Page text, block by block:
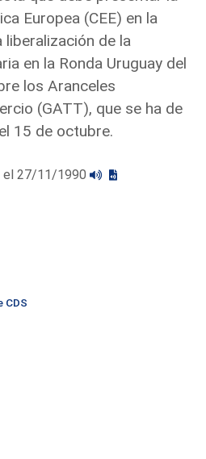
Europea (CEE) en la
de la
en la Ronda Uruguay del
los Aranceles
(GATT), que se ha de
15 de octubre.
el 27/11/1990
CDS